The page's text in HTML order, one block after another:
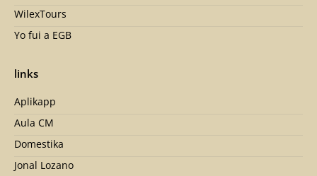
WilexTours
Yo fui a EGB
links
Aplikapp
Aula CM
Domestika
Jonal Lozano